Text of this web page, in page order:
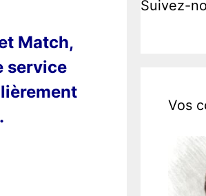
Match,
service
Suivez-
Vos